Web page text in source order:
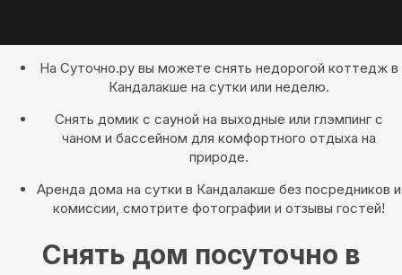
На Суточно.ру вы можете снять недорогой коттедж в
Кандалакше на сутки или неделю.
Снять домик с сауной на выходные или глэмпинг с
чаном и бассейном для комфортного отдыха на
природе.
Аренда дома на сутки в Кандалакше без посредников и
комиссии, смотрите фотографии и отзывы гостей!
Снять дом посуточно в